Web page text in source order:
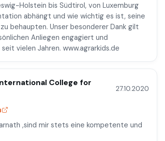
Holstein bis Südtirol, von Luxemburg
abhängt und wie wichtig es ist, seine
behaupten. Unser besonderer Dank gilt
Anliegen engagiert und
vielen Jahren. www.agrarkids.de
College for
27.10.2020
,sind mir stets eine kompetente und